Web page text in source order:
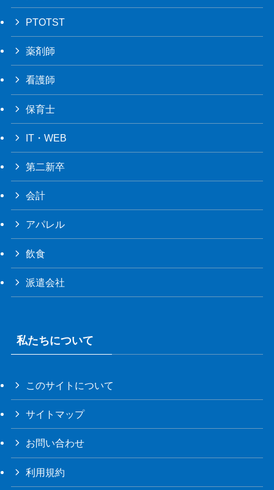
PTOTST
薬剤師
看護師
保育士
IT・WEB
第二新卒
会計
アパレル
飲食
派遣会社
私たちについて
このサイトについて
サイトマップ
お問い合わせ
利用規約